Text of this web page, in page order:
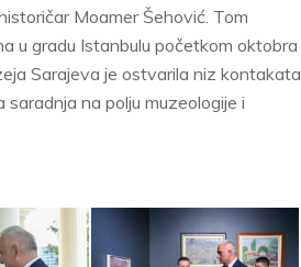
Moamer Šehović. Tom
u gradu Istanbulu početkom oktobra
Sarajeva je ostvarila niz kontakata
na polju muzeologije i